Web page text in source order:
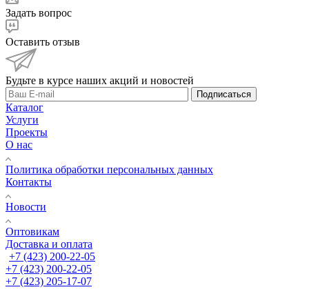
Задать вопрос
Оставить отзыв
Будьте в курсе наших акций и новостей
Подписаться
Каталог
Услуги
Проекты
О нас
Политика обработки персональных данных
Контакты
Новости
Оптовикам
Доставка и оплата
+7 (423) 200-22-05
+7 (423) 200-22-05
+7 (423) 205-17-07